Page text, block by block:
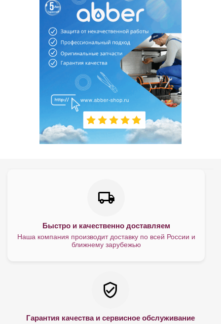
Быстро и качественно доставляем
Наша компания производит доставку по всей России и
ближнему зарубежью
Гарантия качества и сервисное обслуживание